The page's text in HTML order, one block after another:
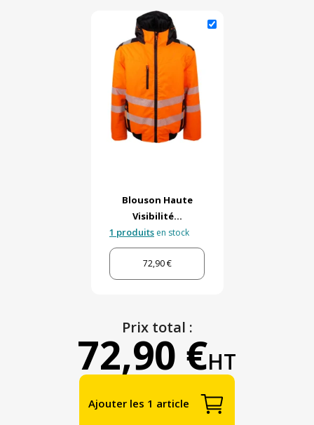
Blouson Haute
Visibilité...
1 produits en stock
72,90 €
Prix total :
72,90 €HT
Ajouter les 1 article